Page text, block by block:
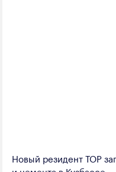
Новый резидент ТОР